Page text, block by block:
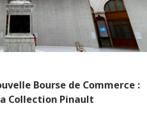
Bourse de Commerce :
Collection Pinault